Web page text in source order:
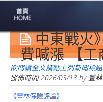
專業豐林
Professional
保險大家談
1386集
台灣商業保險
中東戰火
費喊漲 【工
欲閱讀全文請點上列新聞標題
發佈時間2026/03/13 by 豐
【豐林保險評論】